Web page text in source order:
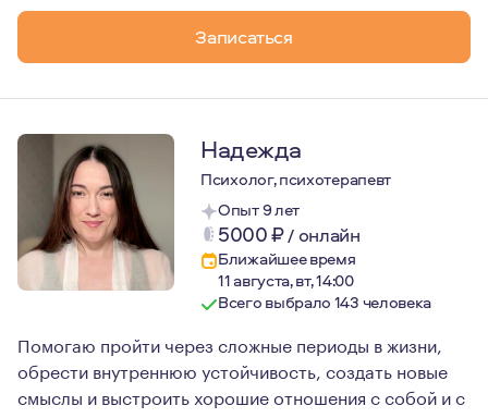
Записаться
Надежда
Психолог, психотерапевт
Опыт 9 лет
5000₽/ онлайн
Ближайшее время
11 августа, вт, 14:00
Всего выбрало 143 человека
Помогаю пройти через сложные периоды в жизни,
обрести внутреннюю устойчивость, создать новые
смыслы и выстроить хорошие отношения с собой и с